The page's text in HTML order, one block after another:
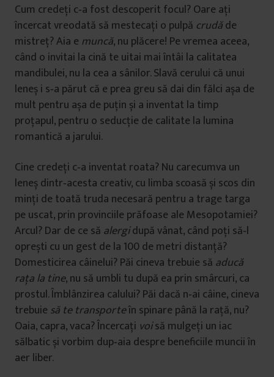
Cum credeţi c‑a fost descoperit focul? Oare aţi
încercat vreodată să mestecaţi o pulpă crudăde
mistreţ? Aia e muncă, nu plăcere! Pe vremea aceea,
când o invitai la cină te uitai mai întâi la calitatea
mandibulei, nu la cea a sânilor. Slavă cerului că unui
leneș i s‑a părut că e prea greu să dai din fălci așa de
mult pentru așa de puţin și a inventat la timp
proţapul, pentru o seducţie de calitate la lumina
romantică a jarului.
Cine credeţi c‑a inventat roata? Nu carecumva un
leneș dintr‑acesta creativ, cu limba scoasă și scos din
minţi de toată truda necesară pentru a trage targa
pe uscat, prin provinciile prăfoase ale Mesopotamiei?
Arcul? Dar de ce să alergidupă vânat, când poţi să‑l
oprești cu un gest de la 100 de metri distanţă?
Domesticirea câinelui? Păi cineva trebuie să aducă
raţa la tine, nu să umbli tu după ea prin smârcuri, ca
prostul. Îmblânzirea calului? Păi dacă n‑ai câine, cineva
trebuie să te transporteîn spinare până la raţă, nu?
Oaia, capra, vaca? Încercaţi voisă mulgeţi un iac
sălbatic și vorbim dup‑aia despre beneficiile muncii în
aer liber.